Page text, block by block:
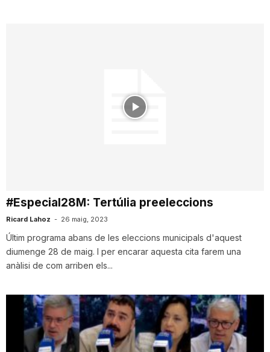
r
a
g
#Especial28M: Tertúlia preeleccions
Ricard Lahoz - 26 maig, 2023
Últim programa abans de les eleccions municipals d'aquest
diumenge 28 de maig. I per encarar aquesta cita farem una
anàlisi de com arriben els...